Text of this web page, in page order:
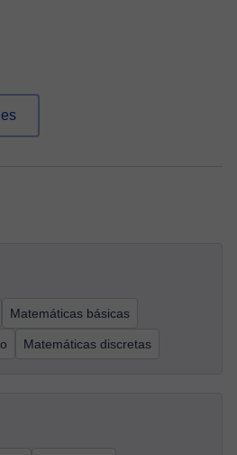
Matemáticas básicas
Matemáticas discretas